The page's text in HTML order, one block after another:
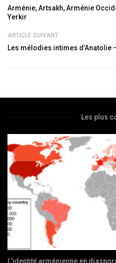
Arménie, Artsakh, Arménie
Yerkir
ARTICLE SUIVANT
Les mélodies intimes d’Anatolie
Les plus
L’identité arménienne en